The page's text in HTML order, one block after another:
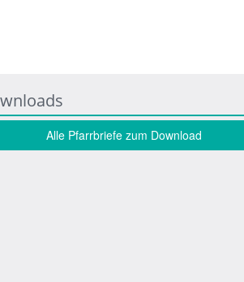
Alle Pfarrbriefe zum Download